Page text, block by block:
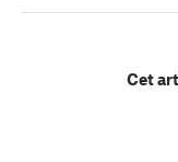
Cet